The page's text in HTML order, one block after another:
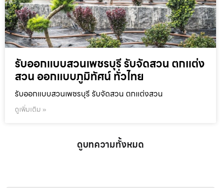
รับออกแบบสวนเพชรบุรี รับจัดสวน ตกแต่ง
สวน ออกแบบภูมิทัศน์ ทั่วไทย
รับออกแบบสวนเพชรบุรี รับจัดสวน ตกแต่งสวน
ดูเพิ่มเติม »
ดูบทความทั้งหมด